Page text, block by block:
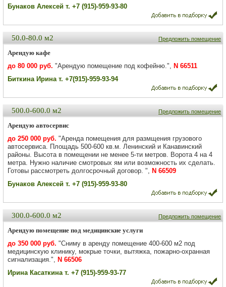
Бунаков Алексей т. +7 (915)-959-93-80
Предложить помещение
50.0-80.0 м2
Арендую кафе
до 80 000 руб. "Арендую помещение под кофейню.", N 66511
Биткина Ирина т. +7(915)-959-93-94
Предложить помещение
500.0-600.0 м2
Арендую автосервис
до 250 000 руб. "Аренда помещения для размщения грузового
автосервиса. Площадь 500-600 кв.м. Ленинский и Канавинский
районы. Высота в помещении не менее 5-ти метров. Ворота 4 на 4
метра. Нужно наличие смотровых ям или возможность их сделать.
Готовы рассмотреть долгосрочный договор. ", N 66509
Бунаков Алексей т. +7 (915)-959-93-80
Предложить помещение
300.0-600.0 м2
Арендую помещение под медицинские услуги
до 350 000 руб. "Сниму в аренду помещение 400-600 м2 под
медицинскую клинику, мокрые точки, вытяжка, пожарно-охранная
сигнализация.", N 66506
Ирина Касаткина т. +7 (915)-959-93-77